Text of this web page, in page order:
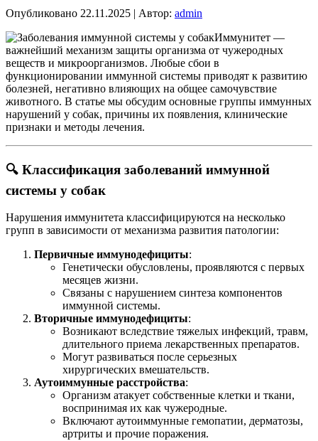
Опубликовано 22.11.2025 | Автор: admin
Иммунитет —
важнейший механизм защиты организма от чужеродных
веществ и микроорганизмов. Любые сбои в
функционировании иммунной системы приводят к развитию
болезней, негативно влияющих на общее самочувствие
животного. В статье мы обсудим основные группы иммунных
нарушений у собак, причины их появления, клинические
признаки и методы лечения.
🔍 Классификация заболеваний иммунной
системы у собак
Нарушения иммунитета классифицируются на несколько
групп в зависимости от механизма развития патологии:
Первичные иммунодефициты:
Генетически обусловлены, проявляются с первых
месяцев жизни.
Связаны с нарушением синтеза компонентов
иммунной системы.
Вторичные иммунодефициты:
Возникают вследствие тяжелых инфекций, травм,
длительного приема лекарственных препаратов.
Могут развиваться после серьезных
хирургических вмешательств.
Аутоиммунные расстройства:
Организм атакует собственные клетки и ткани,
воспринимая их как чужеродные.
Включают аутоиммунные гемопатии, дерматозы,
артриты и прочие поражения.